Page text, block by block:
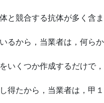
と競合する抗体が多く含ま
るから，当業者は，何らか
いくつか作成するだけで，
得たから，当業者は，甲１